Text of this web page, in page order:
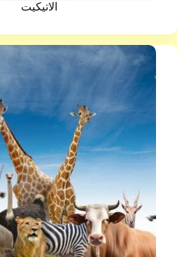
الاتيكيت